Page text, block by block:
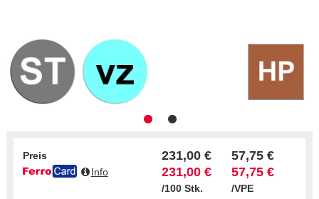
Preis 231,00 € 57,75 €
Info 231,00 € 57,75 €
/100 Stk. /VPE